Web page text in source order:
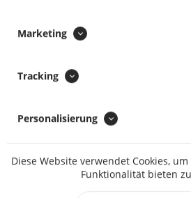
+ 35,84 CHF
Faulstreifen
Marketing
Tracking
Personalisierung
Diese Website verwendet Cookies,
Funktionalität bieten